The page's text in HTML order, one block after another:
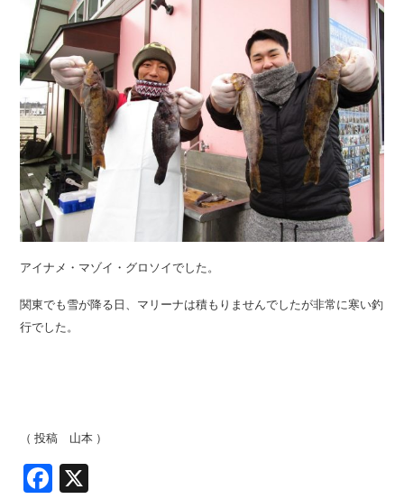
アイナメ・マゾイ・グロソイでした。
関東でも雪が降る日、マリーナは積もりませんでしたが非常に寒い釣
行でした。
（ 投稿 山本 ）
Facebook